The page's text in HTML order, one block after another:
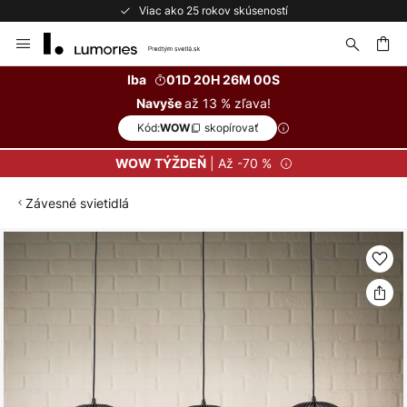
Viac ako 25 rokov skúseností
to
Iba
01D 20H 25M 59S
Navyšeaž 13 % zľava!
Kód:WOW skopírovať
WOW TÝŽDEŇ| Až -70 %
Závesné svietidlá
Preskočiť
koniec
galérie